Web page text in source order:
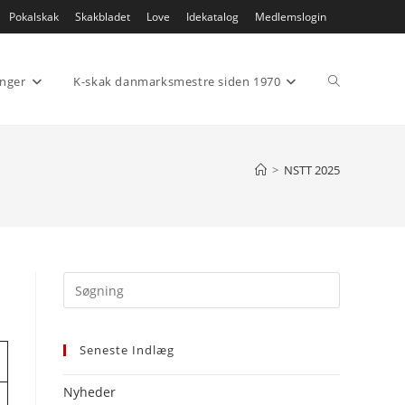
Pokalskak Skakbladet Love Idekatalog Medlemslogin
K-skak danmarksmestre siden 1970 Toggle
> NSTT 2025
Escape
Seneste Indlæg
Nyheder